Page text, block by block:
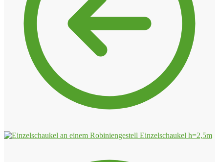
Einzelschaukel h=2,5m